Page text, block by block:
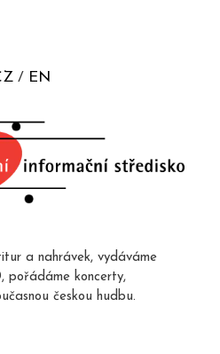
EN
a nahrávek, vydáváme
pořádáme koncerty,
českou hudbu.